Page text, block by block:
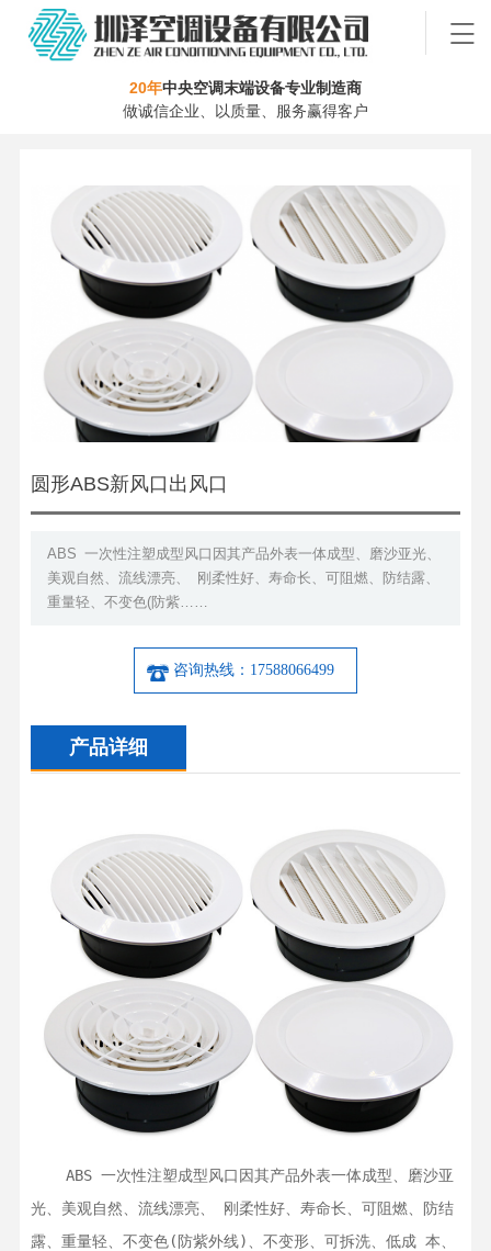
20年中央空调末端设备专业制造商
做诚信企业、以质量、服务赢得客户
圆形ABS新风口出风口
ABS 一次性注塑成型风口因其产品外表一体成型、磨沙亚光、
美观自然、流线漂亮、 刚柔性好、寿命长、可阻燃、防结露、
重量轻、不变色(防紫……
咨询热线：17588066499
产品详细
光、美观自然、流线漂亮、 刚柔性好、寿命长、可阻燃、防结
露、重量轻、不变色(防紫外线)、不变形、可拆洗、低成 本、